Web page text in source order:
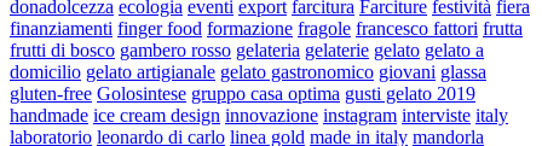
donadolcezza ecologia eventi export farcitura Farciture festività fiera
finanziamenti finger food formazione fragole francesco fattori frutta
frutti di bosco gambero rosso gelateria gelaterie gelato gelato a
domicilio gelato artigianale gelato gastronomico giovani glassa
gluten-free Golosintese gruppo casa optima gusti gelato 2019
handmade ice cream design innovazione instagram interviste italy
laboratorio leonardo di carlo linea gold made in italy mandorla